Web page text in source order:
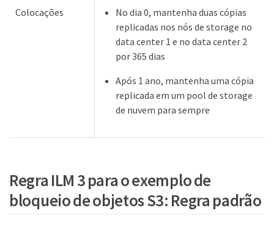
Colocações
No dia 0, mantenha duas cópias
replicadas nos nós de storage no
data center 1 e no data center 2
por 365 dias
Após 1 ano, mantenha uma cópia
replicada em um pool de storage
de nuvem para sempre
Regra ILM 3 para o exemplo de
bloqueio de objetos S3: Regra padrão